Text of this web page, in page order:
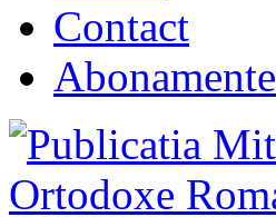
Contact
Abonamente